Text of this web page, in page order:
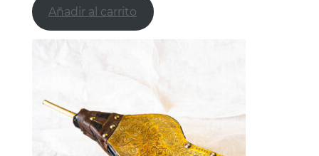
Añadir al carrito